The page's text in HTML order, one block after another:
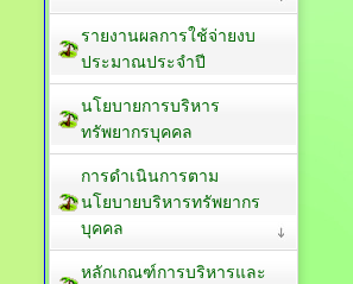
รายงานผลการใช้จ่ายงบ
ประมาณประจำปี
นโยบายการบริหาร
ทรัพยากรบุคคล
การดำเนินการตาม
นโยบายบริหารทรัพยากร
บุคคล
หลักเกณฑ์การบริหารและ